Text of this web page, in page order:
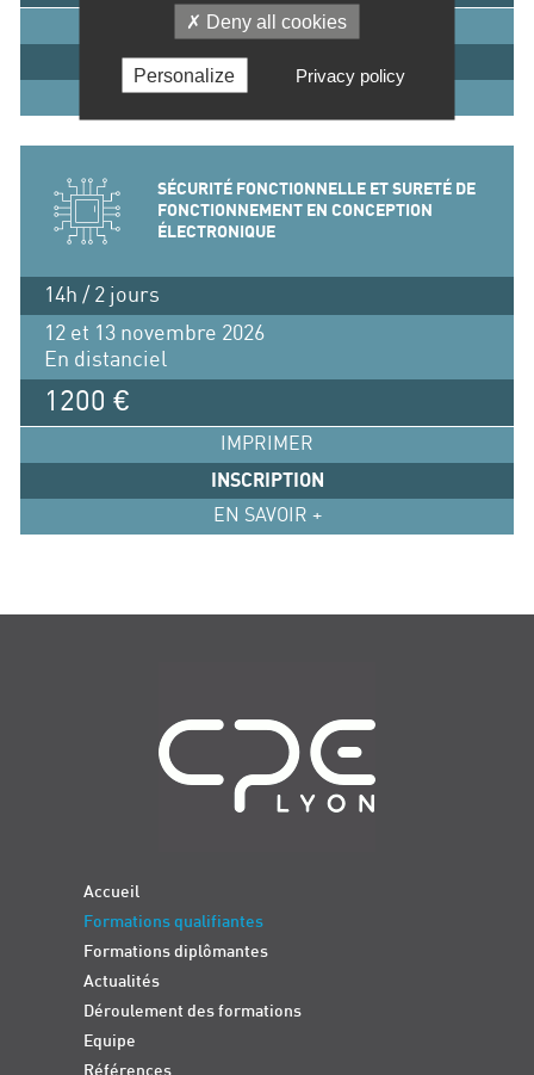
IMPRIMER
INSCRIPTION
EN SAVOIR +
SÉCURITÉ FONCTIONNELLE ET SURETÉ DE
FONCTIONNEMENT EN CONCEPTION
ÉLECTRONIQUE
14h / 2 jours
12 et 13 novembre 2026
En distanciel
1200 €
IMPRIMER
INSCRIPTION
EN SAVOIR +
Accueil
Formations qualifiantes
Formations diplômantes
Actualités
Déroulement des formations
Equipe
Références
Deny all cookies
Personalize Privacy policy